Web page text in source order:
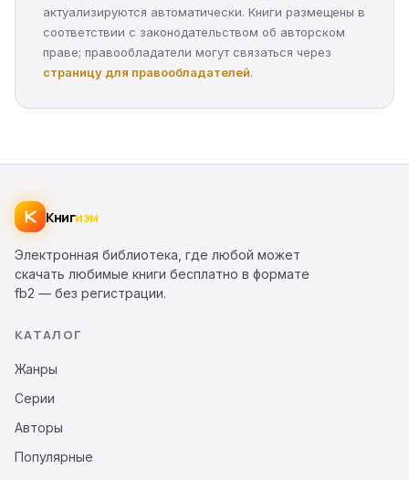
актуализируются автоматически. Книги размещены в
соответствии с законодательством об авторском
праве; правообладатели могут связаться через
страницу для правообладателей.
Книгизм
Электронная библиотека, где любой может
скачать любимые книги бесплатно в формате
fb2 — без регистрации.
КАТАЛОГ
Жанры
Серии
Авторы
Популярные